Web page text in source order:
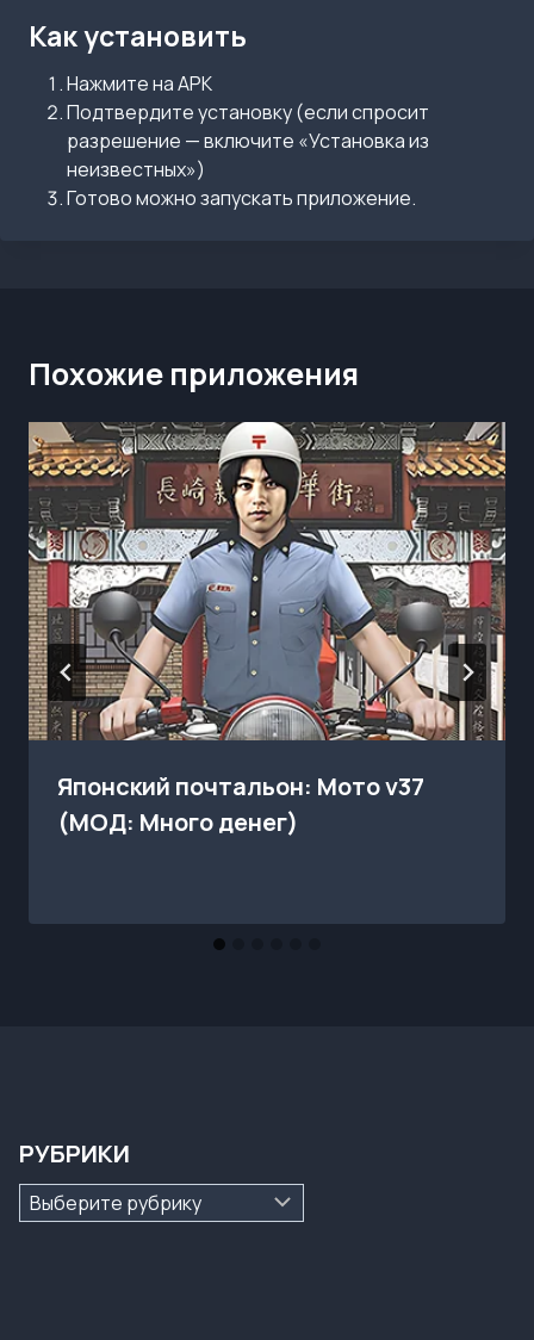
Как установить
Нажмите на APK
Подтвердите установку (если спросит
разрешение — включите «Установка из
неизвестных»)
Готово можно запускать приложение.
Похожие приложения
Японский почтальон: Мото v37
(МОД: Много денег)
РУБРИКИ
Рубрики